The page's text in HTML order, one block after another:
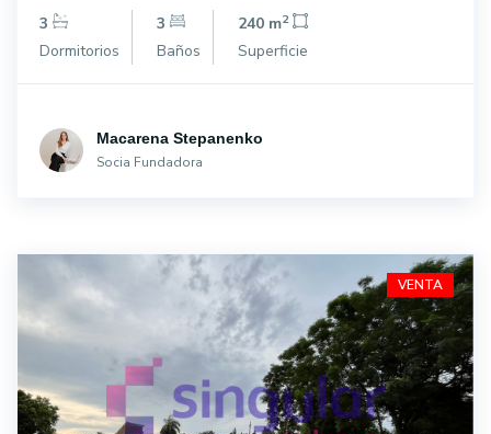
3
Dormitorios
3
Baños
240 m2
Superficie
Macarena Stepanenko
Socia Fundadora
VENTA